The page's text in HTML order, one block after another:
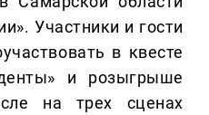
Участники и гости
в квесте
и розыгрыше
на трех сценах